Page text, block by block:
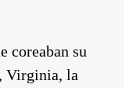
coreaban su
Virginia, la